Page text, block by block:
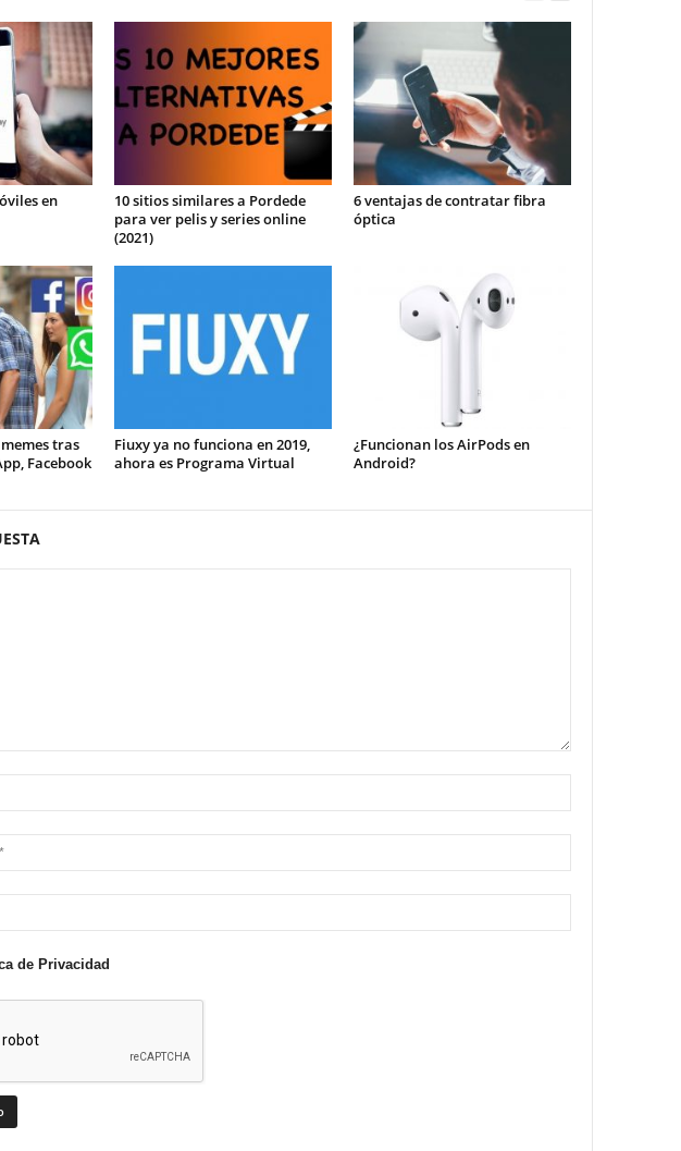
en
10 sitios similares a Pordede
para ver pelis y series online
(2021)
6 ventajas de contratar fibra
óptica
tras
Facebook
Fiuxy ya no funciona en 2019,
ahora es Programa Virtual
¿Funcionan los AirPods en
Android?
de Privacidad